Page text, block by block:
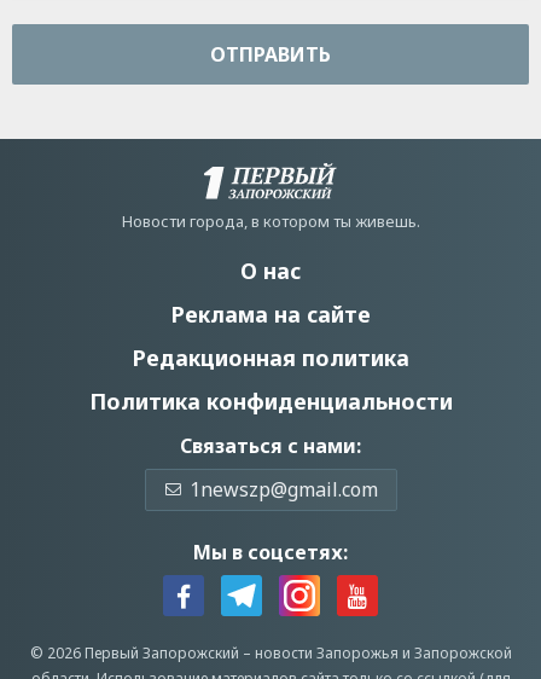
ОТПРАВИТЬ
Новости города, в котором ты живешь.
О нас
Реклама на сайте
Редакционная политика
Политика конфиденциальности
Связаться с нами:
1newszp@gmail.com
Мы в соцсетях:
© 2026 Первый Запорожский – новости Запорожья и Запорожской